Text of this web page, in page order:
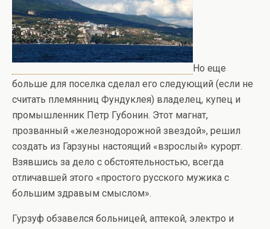
Но еще
больше для поселка сделал его следующий (если не
считать племянниц Фундуклея) владелец, купец и
промышленник Петр Губонин. Этот магнат,
прозванный «железнодорожной звездой», решил
создать из Гарзуны настоящий «взрослый» курорт.
Взявшись за дело с обстоятельностью, всегда
отличавшей этого «простого русского мужика с
большим здравым смыслом».
Гурзуф обзавелся больницей, аптекой, электро и